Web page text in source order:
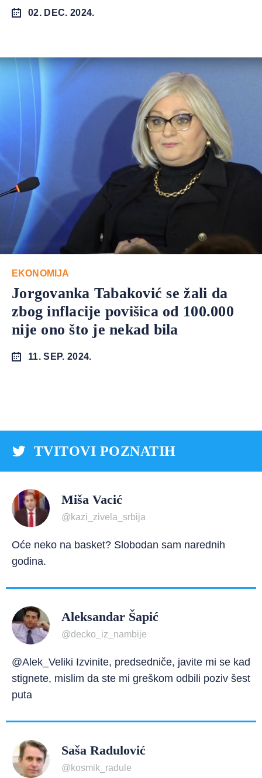
02. DEC. 2024.
EKONOMIJA
Jorgovanka Tabaković se žali da
zbog inflacije povišica od 100.000
nije ono što je nekad bila
11. SEP. 2024.
TVITOVI POZNATIH
Miša Vacić
@kazi_zivela_srbija
Oće neko na basket? Slobodan sam narednih
godina.
Aleksandar Šapić
@decko_iz_nambije
@Alek_Veliki Izvinite, predsedniče, javite mi se kad
stignete, mislim da ste mi greškom odbili poziv šest
puta
Saša Radulović
@kosmik_radule